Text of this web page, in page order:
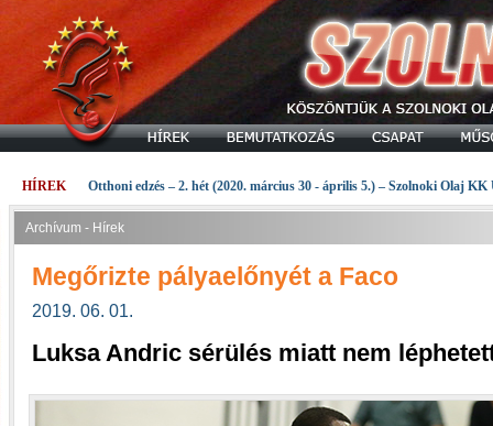
HÍREK Otthoni edzés – 2. hét (2020. március 30 - április 5.) – Szolnoki Olaj KK
Archívum - Hírek
Megőrizte pályaelőnyét a Faco
2019. 06. 01.
Luksa Andric sérülés miatt nem